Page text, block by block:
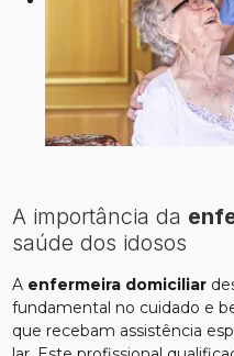
A importância da
saúde dos idosos
A enfermeira domiciliar
fundamental no cuidado e
que recebam assistência